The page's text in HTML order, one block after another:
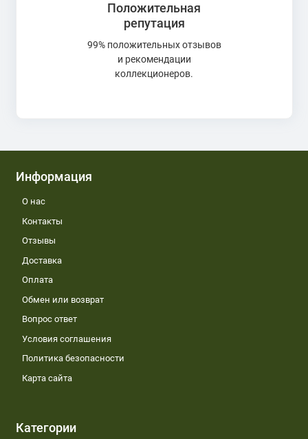
Положительная
репутация
99% положительных отзывов
и рекомендации
коллекционеров.
Информация
О нас
Контакты
Отзывы
Доставка
Оплата
Обмен или возврат
Вопрос ответ
Условия соглашения
Политика безопасности
Карта сайта
Категории